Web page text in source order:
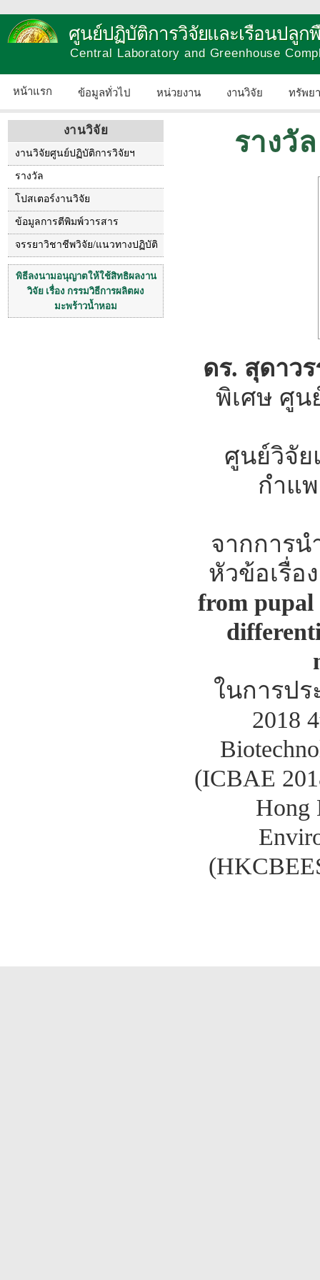
ศูนย์ปฏิบัติการวิจัยและเรือนปลูก
Central Laboratory and Greenhouse
หน้าแรก ข้อมูลทั่วไป หน่วยงาน งานวิจัย ทรัพย
งานวิจัย
งานวิจัยศูนย์ปฏิบัติการวิจัยฯ
รางวัล
โปสเตอร์งานวิจัย
ข้อมูลการตีพิมพ์วารสาร
จรรยาวิชาชีพวิจัย/แนวทางปฏิบัติ
พิธีลงนามอนุญาตให้ใช้สิทธิผลงาน
วิจัย เรื่อง กรรมวิธีการผลิตผง
มะพร้าวน้ำหอม
รางวั
ดร. สุดาว
พิเศษ ศูน
ศูนย์วิจัย
กำแ
จากการน
หัวข้อเรื่อ
from
ในการป
2018 4
(ICBAE
Hong